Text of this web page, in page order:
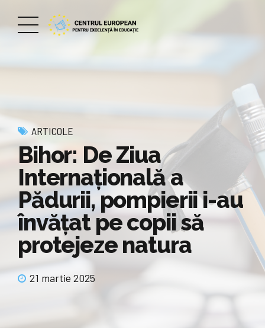
ARTICOLE
Bihor: De Ziua
Internațională a
Pădurii, pompierii i-au
învățat pe copii să
protejeze natura
21 martie 2025